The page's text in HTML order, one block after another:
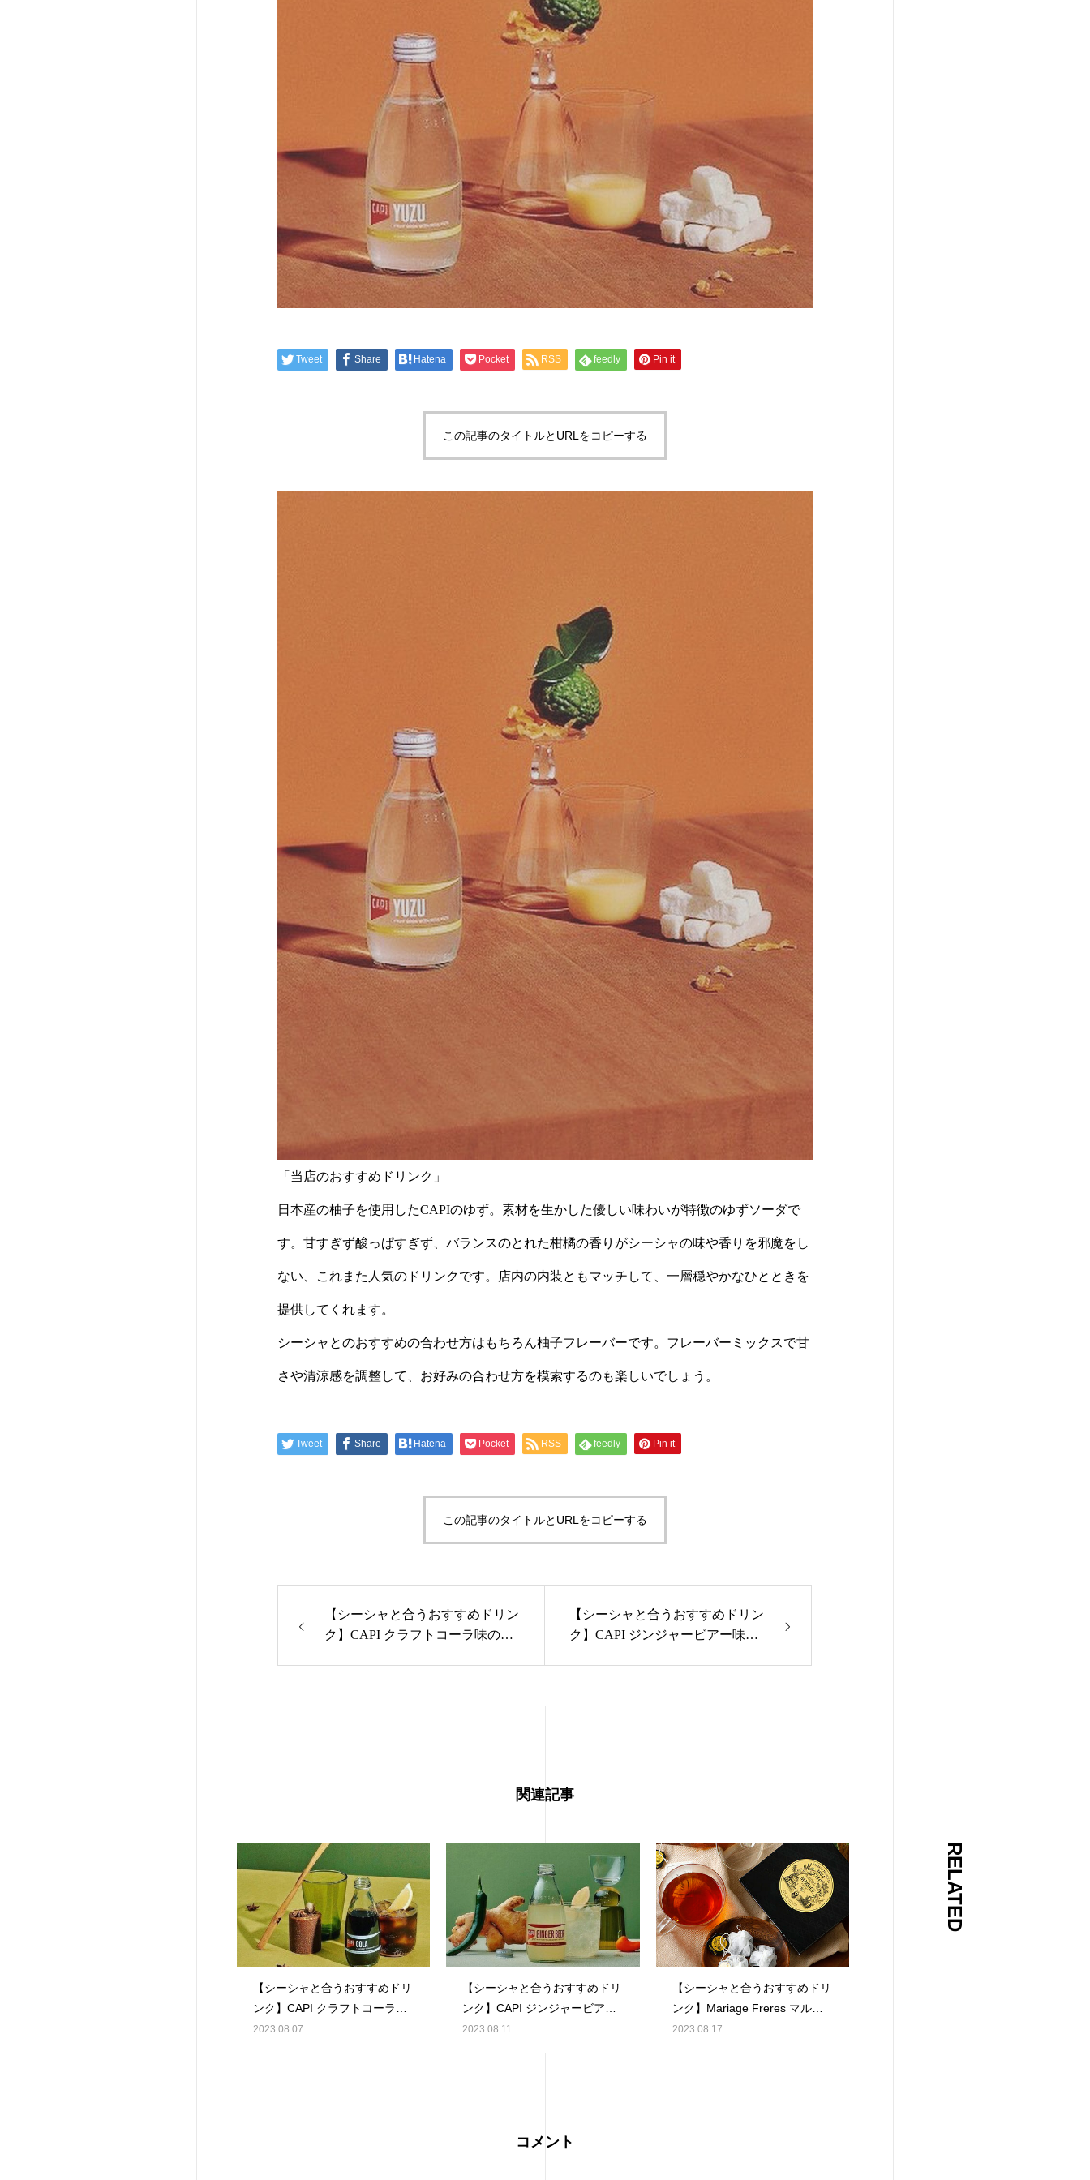
Tweet Share Hatena Pocket RSS feedly Pin it
この記事のタイトルとURLをコピーする
「当店のおすすめドリンク」
日本産の柚子を使用したCAPIのゆず。素材を生かした優しい味わいが特徴のゆずソーダで
す。甘すぎず酸っぱすぎず、バランスのとれた柑橘の香りがシーシャの味や香りを邪魔をし
ない、これまた人気のドリンクです。店内の内装ともマッチして、一層穏やかなひとときを
提供してくれます。
シーシャとのおすすめの合わせ方はもちろん柚子フレーバーです。フレーバーミックスで甘
さや清涼感を調整して、お好みの合わせ方を模索するのも楽しいでしょう。
Tweet Share Hatena Pocket RSS feedly Pin it
この記事のタイトルとURLをコピーする
【シーシャと合うおすすめドリン
ク】CAPI クラフトコーラ味のご
【シーシャと合うおすすめドリン
ク】CAPI ジンジャービアー味の
RELATED
関連記事
【シーシャと合うおすすめドリ
ンク】CAPI クラフトコーラ味
のご紹介。
2023.08.07
【シーシャと合うおすすめドリ
ンク】CAPI ジンジャービアー
味のご紹介。
2023.08.11
【シーシャと合うおすすめドリ
ンク】Mariage Freres マルコ
ポーロのご紹介。
2023.08.17
コメント